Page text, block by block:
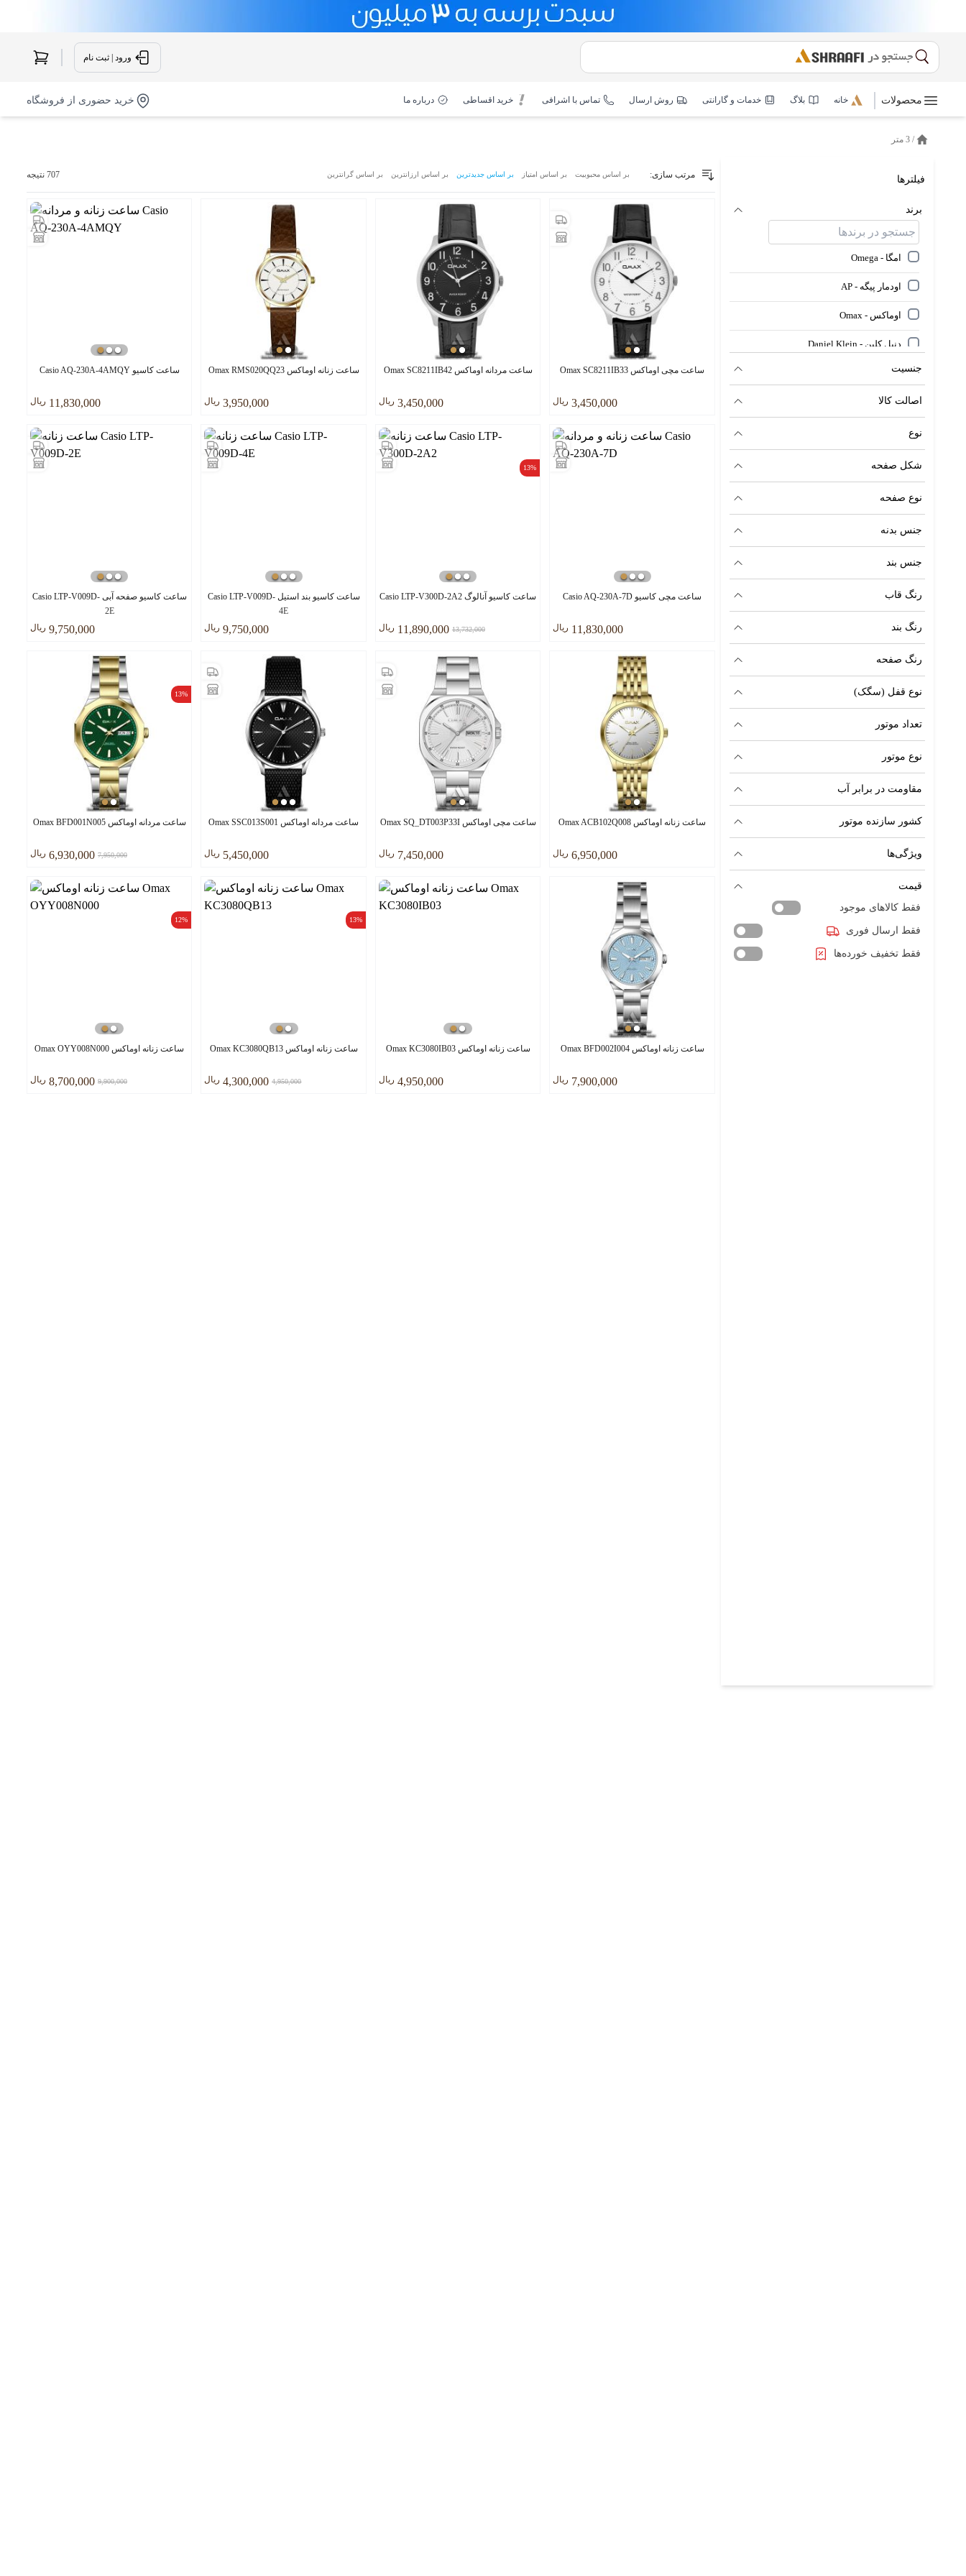
ورود | ثبت نام
محصولات خانه بلاگ خدمات و گارانتی روش ارسال تماس با اشرافی خرید اقساطی درباره ما خرید حضوری از فروشگاه
/ 3 متر
مرتب سازی: بر اساس محبوبیت بر اساس امتیاز بر اساس جدیدترین بر اساس ارزانترین بر اساس گرانترین 707 نتیجه
ساعت مچی اوماکس Omax SC8211IB33
3,450,000 ريال
ساعت مردانه اوماکس Omax SC8211IB42
3,450,000 ريال
ساعت زنانه اوماکس Omax RMS020QQ23
3,950,000 ريال
ساعت کاسیو Casio AQ-230A-4AMQY
11,830,000 ريال
ساعت مچی کاسیو Casio AQ-230A-7D
11,830,000 ريال
ساعت کاسیو آنالوگ Casio LTP-V300D-2A2
13%
13,732,000
11,890,000 ريال
ساعت کاسیو بند استیل Casio LTP-V009D-
4E
9,750,000 ريال
ساعت کاسیو صفحه آبی Casio LTP-V009D-
2E
9,750,000 ريال
ساعت زنانه اوماکس Omax ACB102Q008
6,950,000 ريال
ساعت مچی اوماکس Omax SQ_DT003P33I
7,450,000 ريال
ساعت مردانه اوماکس Omax SSC013S001
5,450,000 ريال
ساعت مردانه اوماکس Omax BFD001N005
13%
7,950,000
6,930,000 ريال
ساعت زنانه اوماکس Omax BFD002I004
7,900,000 ريال
ساعت زنانه اوماکس Omax KC3080IB03
4,950,000 ريال
ساعت زنانه اوماکس Omax KC3080QB13
13%
4,950,000
4,300,000 ريال
ساعت زنانه اوماکس Omax OYY008N000
12%
9,900,000
8,700,000 ريال
فیلترها
برند
امگا - Omega
اودمار پیگه - AP
اوماکس - Omax
دنیل کلین - Daniel Klein
رادو - Rado
سانکتا اورجینال - Sunkta
کارتیه - Cartier
کاسیو - Casio
جنسیت
اصالت کالا
نوع
شکل صفحه
نوع صفحه
جنس بدنه
جنس بند
رنگ قاب
رنگ بند
رنگ صفحه
نوع قفل (سگک)
تعداد موتور
نوع موتور
مقاومت در برابر آب
کشور سازنده موتور
ویژگی‌ها
قیمت
فقط کالاهای موجود
فقط ارسال فوری
فقط تخفیف خورده‌ها